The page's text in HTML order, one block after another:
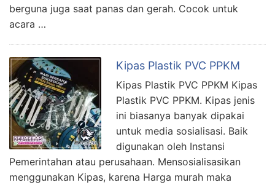
berguna juga saat panas dan gerah. Cocok untuk
acara …
Kipas Plastik PVC PPKM
Kipas Plastik PVC PPKM Kipas
Plastik PVC PPKM. Kipas jenis
ini biasanya banyak dipakai
untuk media sosialisasi. Baik
digunakan oleh Instansi
Pemerintahan atau perusahaan. Mensosialisasikan
menggunakan Kipas, karena Harga murah maka